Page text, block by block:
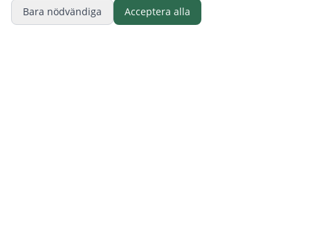
Bara nödvändiga
Acceptera alla